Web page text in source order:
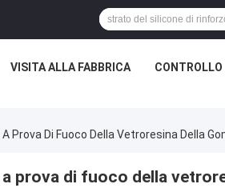
VISITA ALLA FABBRICA
Prova Di Fuoco Della Vetroresina Della
prova di fuoco della